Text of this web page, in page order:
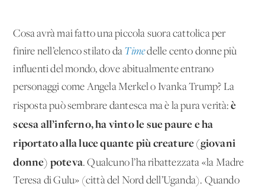
Cosa avrà mai fatto una piccola suora cattolica per
finire nell’elenco stilato da Timedelle cento donne più
influenti del mondo, dove abitualmente entrano
personaggi come Angela Merkel o Ivanka Trump? La
risposta può sembrare dantesca ma è la pura verità: è
scesa all’inferno, ha vinto le sue paure e ha
riportato alla luce quante più creature (giovani
donne) poteva. Qualcuno l’ha ribattezzata «la Madre
Teresa di Gulu» (città del Nord dell’Uganda). Quando